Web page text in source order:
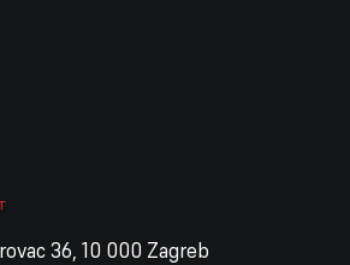
36, 10 000 Zagreb